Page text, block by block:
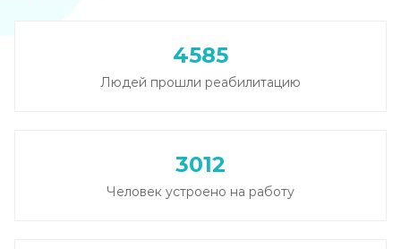
Вывод из запоя в стационаре (сутки)
Записаться
4585
Людей прошли реабилитацию
3012
Человек устроено на работу